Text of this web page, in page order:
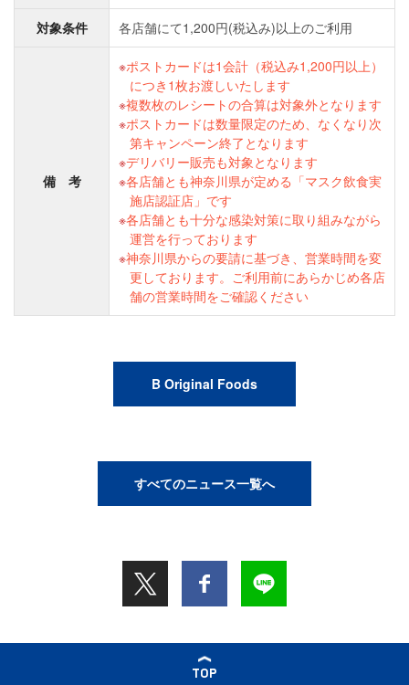
対象条件 各店舗にて1,200円(税込み)以上のご利用
備 考
ポストカードは1会計（税込み1,200円以上）
につき1枚お渡しいたします
複数枚のレシートの合算は対象外となります
ポストカードは数量限定のため、なくなり次
第キャンペーン終了となります
デリバリー販売も対象となります
各店舗とも神奈川県が定める「マスク飲食実
施店認証店」です
各店舗とも十分な感染対策に取り組みながら
運営を行っております
神奈川県からの要請に基づき、営業時間を変
更しております。ご利用前にあらかじめ各店
舗の営業時間をご確認ください
B Original Foods
すべてのニュース一覧へ
TOP